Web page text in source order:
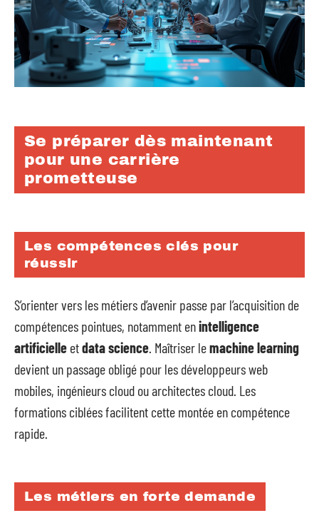
Se préparer dès maintenant
pour une carrière
prometteuse
Les compétences clés pour
réussir
S’orienter vers les métiers d’avenir passe par l’acquisition de
compétences pointues, notamment enintelligence
artificielle etdata science . Maîtriser lemachine learning
devient un passage obligé pour les développeurs web
mobiles, ingénieurs cloud ou architectes cloud. Les
formations ciblées facilitent cette montée en compétence
rapide.
Les métiers en forte demande